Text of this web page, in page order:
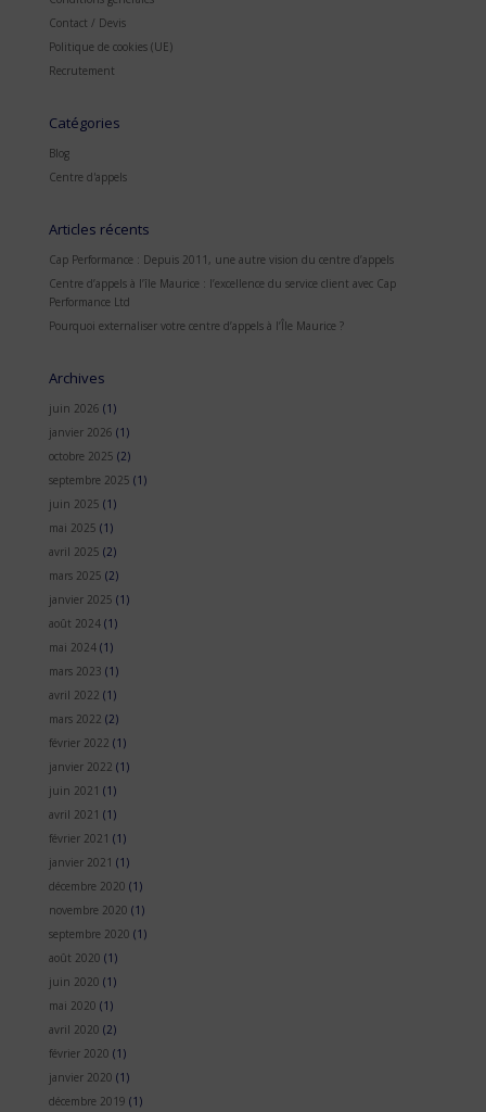
Contact / Devis
Politique de cookies (UE)
Recrutement
Catégories
Blog
Centre d'appels
Articles récents
Cap Performance : Depuis 2011, une autre vision du centre d’appels
Centre d’appels à l’île Maurice : l’excellence du service client avec Cap
Performance Ltd
Pourquoi externaliser votre centre d’appels à l’Île Maurice ?
Archives
juin 2026 (1)
janvier 2026 (1)
octobre 2025 (2)
septembre 2025 (1)
juin 2025 (1)
mai 2025 (1)
avril 2025 (2)
mars 2025 (2)
janvier 2025 (1)
août 2024(1)
mai 2024(1)
mars 2023 (1)
avril 2022 (1)
mars 2022 (2)
février 2022 (1)
janvier 2022 (1)
juin 2021 (1)
avril 2021 (1)
février 2021 (1)
janvier 2021 (1)
décembre 2020 (1)
novembre 2020 (1)
septembre 2020 (1)
août 2020 (1)
juin 2020 (1)
mai 2020 (1)
avril 2020 (2)
février 2020 (1)
janvier 2020 (1)
décembre 2019 (1)